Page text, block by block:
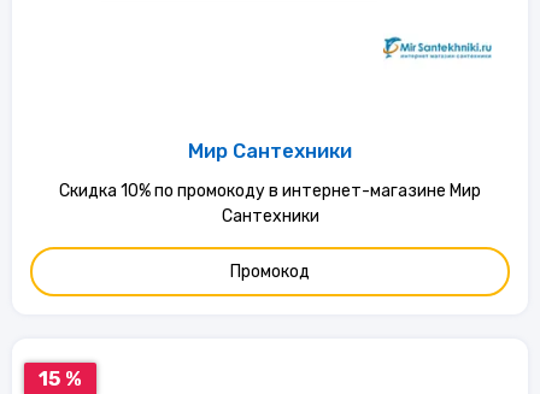
Мир Сантехники
Скидка 10% по промокоду в интернет-магазине Мир
Сантехники
Промокод
15 %